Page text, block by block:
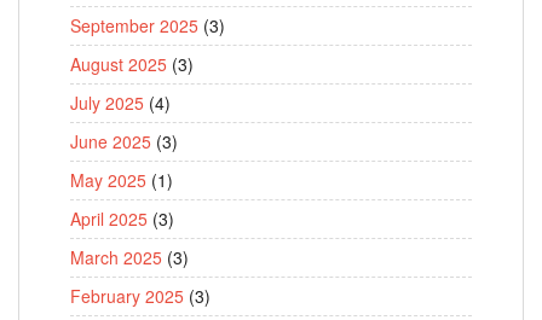
September 2025 (3)
August 2025 (3)
July 2025 (4)
June 2025 (3)
May 2025 (1)
April 2025 (3)
March 2025 (3)
February 2025 (3)